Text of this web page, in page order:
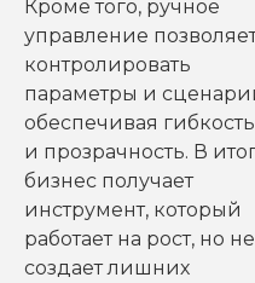
Кроме того, ручное
управление
контролировать
параметры и
обеспечивая гибкость
и прозрачность. В
бизнес получает
инструмент, который
работает на рост, но не
создает лишних